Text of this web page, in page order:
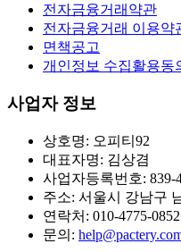
전자금융거래약관
전자금융거래 이용약
면책공고
개인정보 수집활용동
사업자 정보
상호명: 오피티92
대표자명: 김상겸
사업자등록번호: 839-
주소: 서울시 강남구
연락처: 010-4775-0852
문의: